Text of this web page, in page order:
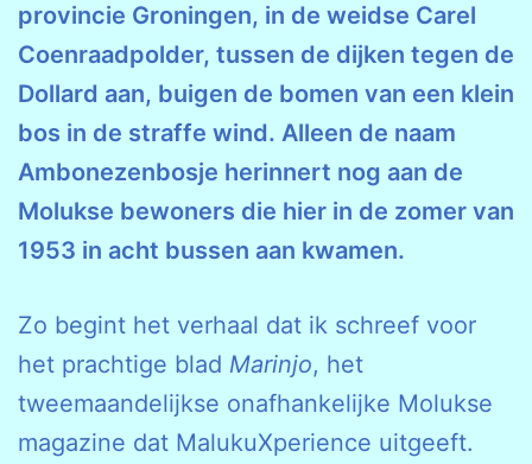
provincie Groningen, in de weidse Carel
Coenraadpolder, tussen de dijken tegen de
Dollard aan, buigen de bomen van een klein
bos in de straffe wind. Alleen de naam
Ambonezenbosje herinnert nog aan de
Molukse bewoners die hier in de zomer van
1953 in acht bussen aan kwamen.
Zo begint het verhaal dat ik schreef voor
het prachtige blad Marinjo, het
tweemaandelijkse onafhankelijke Molukse
magazine dat MalukuXperience uitgeeft.